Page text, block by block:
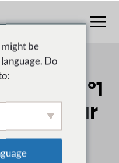
n°1
pour
be
Do